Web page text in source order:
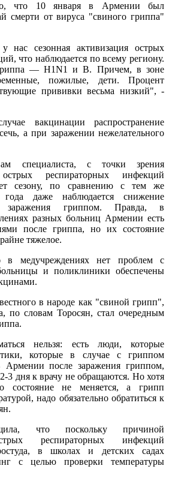
что 10 января в Армении был
смерти от вируса "свиного гриппа"
сезонная активизация острых
что наблюдается по всему региону.
— H1N1 и B. Причем, в зоне
пожилые, дети. Процент
прививки весьма низкий", -
вакцинации распространение
а при заражении нежелательного
специалиста, с точки зрения
острых респираторных инфекций
сезону, по сравнению с тем же
даже наблюдается снижение
заражения гриппом. Правда, в
разных больниц Армении есть
после гриппа, но их состояние
тяжелое.
в медучреждениях нет проблем с
и поликлиники обеспечены
в народе как "свиной грипп",
по словам Торосян, стал очередным
нельзя: есть люди, которые
которые в случае с гриппом
после заражения гриппом,
3 дня к врачу не обращаются. Но хотя
состояние не меняется, а грипп
надо обязательно обратиться к
что поскольку причиной
респираторных инфекций
в школах и детских садах
с целью проверки температуры